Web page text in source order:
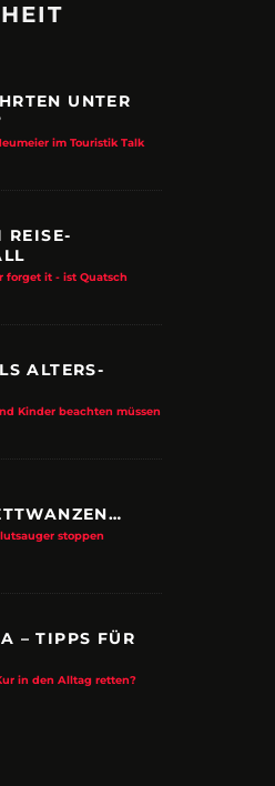
ZUPANCIC
UNTER
im Touristik Talk
REISE-
forget it - ist Quatsch
ALTERS-
Kinder beachten müssen
stoppen
– TIPPS FÜR
in den Alltag retten?